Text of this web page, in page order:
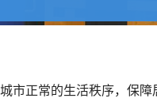
市正常的生活秩序，保